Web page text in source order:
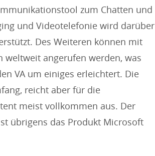
zum Chatten und
und Videotelefonie wird darüber
Des Weiteren können mit
angerufen werden, was
VA um einiges erleichtert. Die
reicht aber für die
meist vollkommen aus. Der
übrigens das Produkt Microsoft